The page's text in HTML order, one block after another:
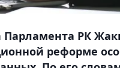
Парламента РК
реформе